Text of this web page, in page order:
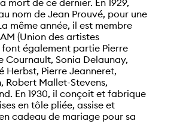
nom de Jean Prouvé, pour une
même année, il est membre
(Union des artistes
font également partie Pierre
Cournault, Sonia Delaunay,
Herbst, Pierre Jeanneret,
Robert Mallet-Stevens,
En 1930, il conçoit et fabrique
en tôle pliée, assise et
cadeau de mariage pour sa